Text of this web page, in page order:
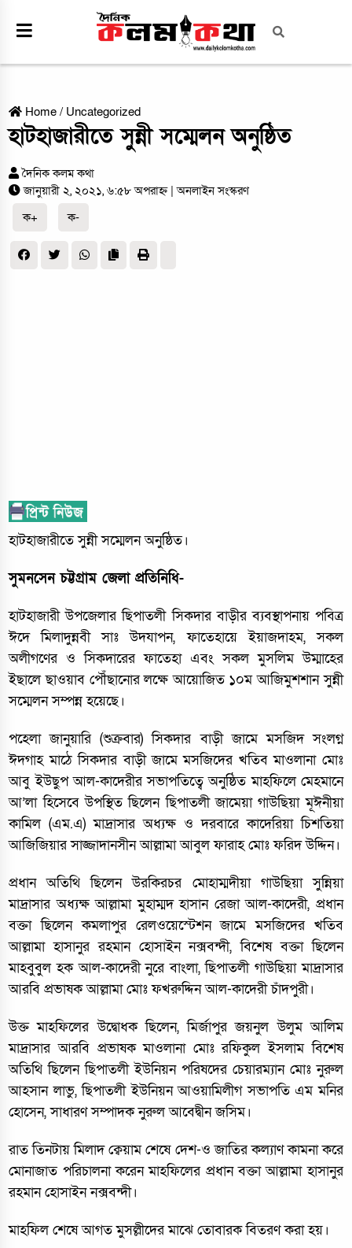
Home / Uncategorized
হাটহাজারীতে সুন্নী সম্মেলন অনুষ্ঠিত
দৈনিক কলম কথা
জানুয়ারী ২, ২০২১, ৬:৫৮ অপরাহ্ন | অনলাইন সংস্করণ
ক+
ক-
হাটহাজারীতে সুন্নী সম্মেলন অনুষ্ঠিত।
সুমনসেন চট্টগ্রাম জেলা প্রতিনিধি-
হাটহাজারী উপজেলার ছিপাতলী সিকদার বাড়ীর ব্যবস্থাপনায় পবিত্র
ঈদে মিলাদুন্নবী সাঃ উদযাপন, ফাতেহায়ে ইয়াজদাহম, সকল
অলীগণের ও সিকদারের ফাতেহা এবং সকল মুসলিম উম্মাহের
ইছালে ছাওয়াব পৌঁছানোর লক্ষে আয়োজিত ১০ম আজিমুশশান সুন্নী
সম্মেলন সম্পন্ন হয়েছে।
পহেলা জানুয়ারি (শুক্রবার) সিকদার বাড়ী জামে মসজিদ সংলগ্ন
ঈদগাহ মাঠে সিকদার বাড়ী জামে মসজিদের খতিব মাওলানা মোঃ
আবু ইউছুপ আল-কাদেরীর সভাপতিত্বে অনুষ্ঠিত মাহফিলে মেহমানে
আ’লা হিসেবে উপস্থিত ছিলেন ছিপাতলী জামেয়া গাউছিয়া মূঈনীয়া
কামিল (এম.এ) মাদ্রাসার অধ্যক্ষ ও দরবারে কাদেরিয়া চিশতিয়া
আজিজিয়ার সাজ্জাদানসীন আল্লামা আবুল ফারাহ মোঃ ফরিদ উদ্দিন।
প্রধান অতিথি ছিলেন উরকিরচর মোহাম্মদীয়া গাউছিয়া সুন্নিয়া
মাদ্রাসার অধ্যক্ষ আল্লামা মুহাম্মদ হাসান রেজা আল-কাদেরী, প্রধান
বক্তা ছিলেন কমলাপুর রেলওয়েস্টেশন জামে মসজিদের খতিব
আল্লামা হাসানুর রহমান হোসাইন নক্সবন্দী, বিশেষ বক্তা ছিলেন
মাহবুবুল হক আল-কাদেরী নুরে বাংলা, ছিপাতলী গাউছিয়া মাদ্রাসার
আরবি প্রভাষক আল্লামা মোঃ ফখরুদ্দিন আল-কাদেরী চাঁদপুরী।
উক্ত মাহফিলের উদ্বোধক ছিলেন, মির্জাপুর জয়নুল উলুম আলিম
মাদ্রাসার আরবি প্রভাষক মাওলানা মোঃ রফিকুল ইসলাম বিশেষ
অতিথি ছিলেন ছিপাতলী ইউনিয়ন পরিষদের চেয়ারম্যান মোঃ নুরুল
আহসান লাভু, ছিপাতলী ইউনিয়ন আওয়ামিলীগ সভাপতি এম মনির
হোসেন, সাধারণ সম্পাদক নুরুল আবেদ্বীন জসিম।
রাত তিনটায় মিলাদ ক্বেয়াম শেষে দেশ-ও জাতির কল্যাণ কামনা করে
মোনাজাত পরিচালনা করেন মাহফিলের প্রধান বক্তা আল্লামা হাসানুর
রহমান হোসাইন নক্সবন্দী।
মাহফিল শেষে আগত মুসল্লীদের মাঝে তোবারক বিতরণ করা হয়।